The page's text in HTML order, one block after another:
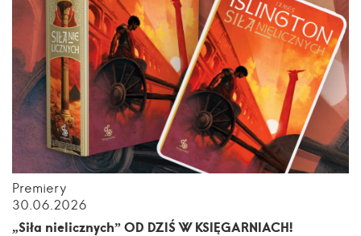
Premiery
30.06.2026
„Siła nielicznych” OD DZIŚ W KSIĘGARNIACH!